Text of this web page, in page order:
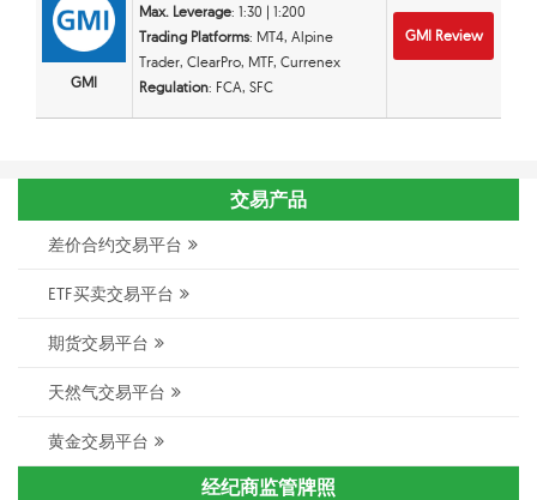
GMI
Max. Leverage: 1:30 | 1:200
Trading Platforms: MT4, Alpine
Trader, ClearPro, MTF, Currenex
Regulation: FCA, SFC
GMI Review
交易产品
差价合约交易平台
ETF买卖交易平台
期货交易平台
天然气交易平台
黄金交易平台
经纪商监管牌照